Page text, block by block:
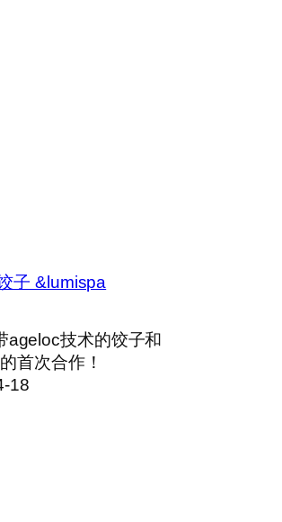
子 &lumispa
ageloc技术的饺子和
首次合作！
18